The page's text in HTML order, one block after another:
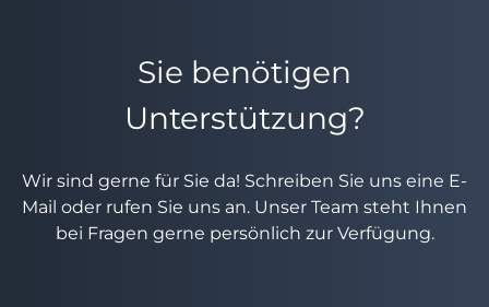
Sie benötigen
Unterstützung?
Wir sind gerne für Sie da! Schreiben Sie uns eine E-
Mail oder rufen Sie uns an. Unser Team steht Ihnen
bei Fragen gerne persönlich zur Verfügung.